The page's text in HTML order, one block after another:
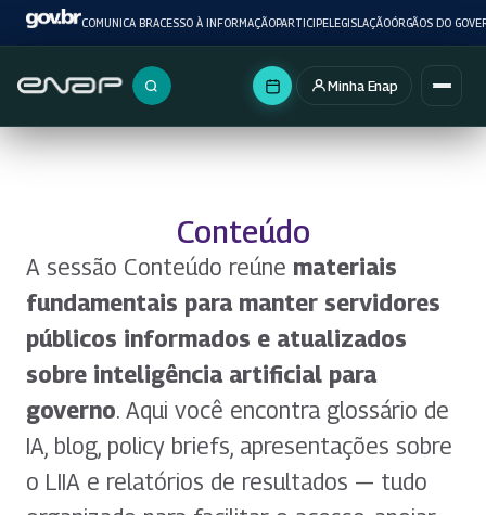
COMUNICA BRACESSO À INFORMAÇÃOPARTICIPELEGISLAÇÃOÓRGÃOS DO
Buscar no portal
Minha Enap
Conteúdo
A sessão Conteúdo reúne materiais
fundamentais para manter servidores
públicos informados e atualizados
sobre inteligência artificial para
governo. Aqui você encontra glossário de
IA, blog, policy briefs, apresentações sobre
o LIIA e relatórios de resultados — tudo